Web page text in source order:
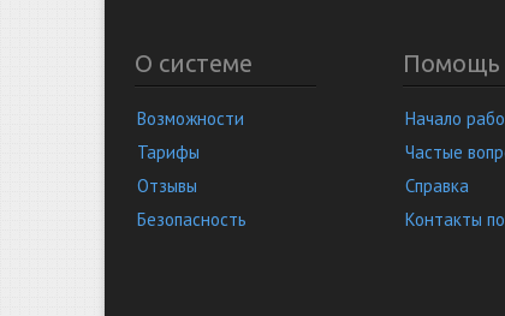
О системе
Возможности
Тарифы
Отзывы
Безопасность
Помощь
Начало
Частые
Справка
Контакты